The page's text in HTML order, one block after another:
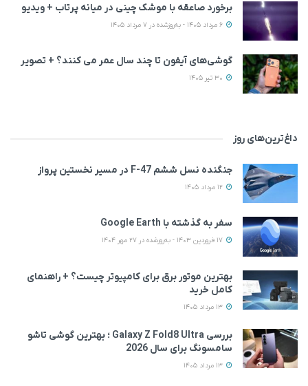
برخورد صاعقه با موشک چینی در میانه پرتاب + ویدیو
گوشی‌های آیفون تا چند سال عمر می‌ کنند؟ + تصویر
داغ‌ترین‌های روز
جنگنده نسل ششم F-47 در مسیر نخستین پرواز
سفر به گذشته با Google Earth
بهترین موتور برق برای کامپیوتر چیست؟ + راهنمای
کامل خرید
بررسی Galaxy Z Fold8 Ultra ؛ بهترین گوشی تاشو
سامسونگ برای سال 2026